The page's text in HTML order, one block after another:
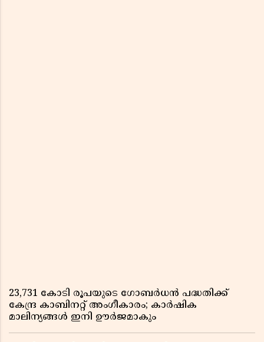
23,731 കോടി രൂപയുടെ ഗോബർധൻ പദ്ധതിക്ക്
കേന്ദ്ര കാബിനറ്റ് അംഗീകാരം; കാർഷിക
മാലിന്യങ്ങൾ ഇനി ഊർജമാകും